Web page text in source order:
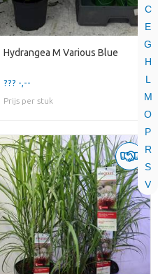
C
E
G
H
L
M
O
P
R
S
V
Hydrangea M Various Blue
??? -,--
Prijs per stuk